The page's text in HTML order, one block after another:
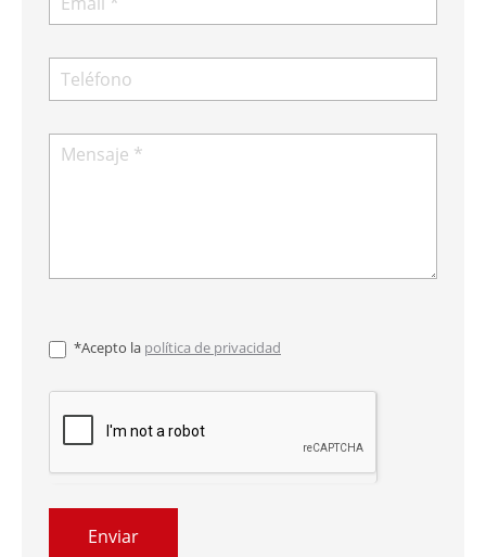
*Acepto la política de privacidad
Enviar